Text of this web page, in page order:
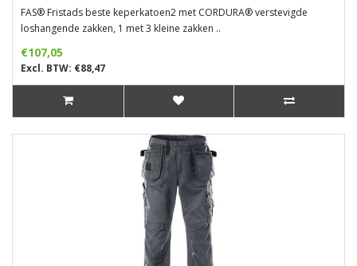
FAS® Fristads beste keperkatoen2 met CORDURA® verstevigde
loshangende zakken, 1 met 3 kleine zakken ..
€107,05
Excl. BTW: €88,47